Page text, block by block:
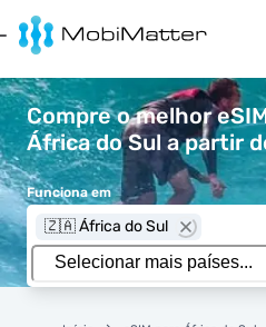
Compre o melhor
África do Sul a partir
Funciona em
🇿🇦 África do Sul